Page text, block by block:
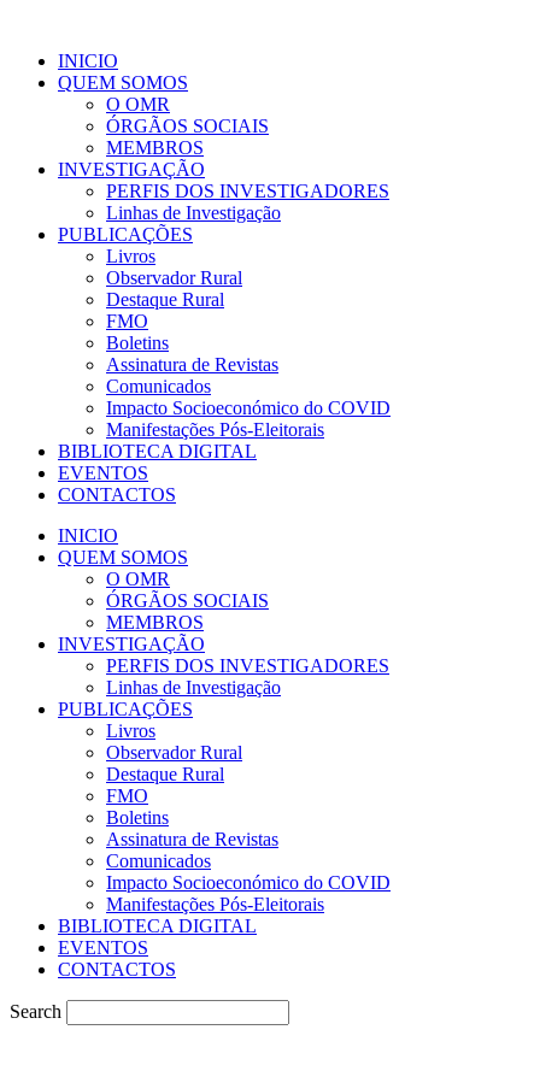
INICIO
QUEM SOMOS
O OMR
ÓRGÃOS SOCIAIS
MEMBROS
INVESTIGAÇÃO
PERFIS DOS INVESTIGADORES
Linhas de Investigação
PUBLICAÇÕES
Livros
Observador Rural
Destaque Rural
FMO
Boletins
Assinatura de Revistas
Comunicados
Impacto Socioeconómico do COVID
Manifestações Pós-Eleitorais
BIBLIOTECA DIGITAL
EVENTOS
CONTACTOS
INICIO
QUEM SOMOS
O OMR
ÓRGÃOS SOCIAIS
MEMBROS
INVESTIGAÇÃO
PERFIS DOS INVESTIGADORES
Linhas de Investigação
PUBLICAÇÕES
Livros
Observador Rural
Destaque Rural
FMO
Boletins
Assinatura de Revistas
Comunicados
Impacto Socioeconómico do COVID
Manifestações Pós-Eleitorais
BIBLIOTECA DIGITAL
EVENTOS
CONTACTOS
Search